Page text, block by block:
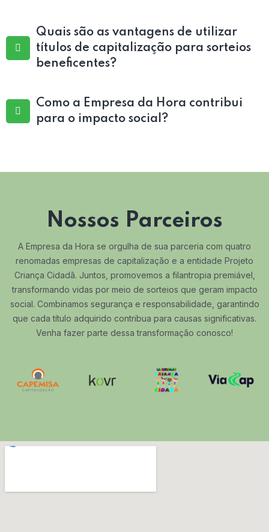
Quais são as vantagens de utilizar
títulos de capitalização para sorteios
beneficentes?
Como a Empresa da Hora contribui
para o impacto social?
Nossos Parceiros
A Empresa da Hora se orgulha de sua parceria com quatro
renomadas empresas de capitalização e a entidade Projeto
Criança Cidadã. Juntos, promovemos a filantropia premiável,
transformando vidas por meio de sorteios que geram impacto
social. Combinamos segurança e responsabilidade, garantindo
que cada título adquirido contribua para causas significativas.
Venha fazer parte dessa transformação conosco!